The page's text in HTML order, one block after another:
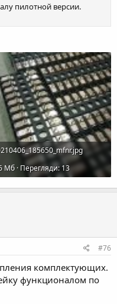
пилотной версии.
Mб · Перегляди: 13
#76
комплектующих.
функционалом по